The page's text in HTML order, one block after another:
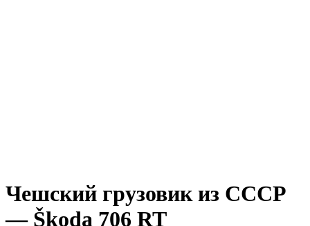
Чешский грузовик из СССР
— Škoda 706 RT